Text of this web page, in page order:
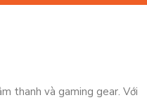
thanh và gaming gear. Với